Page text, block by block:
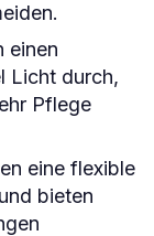
einen
Licht durch,
Pflege
eine flexible
bieten